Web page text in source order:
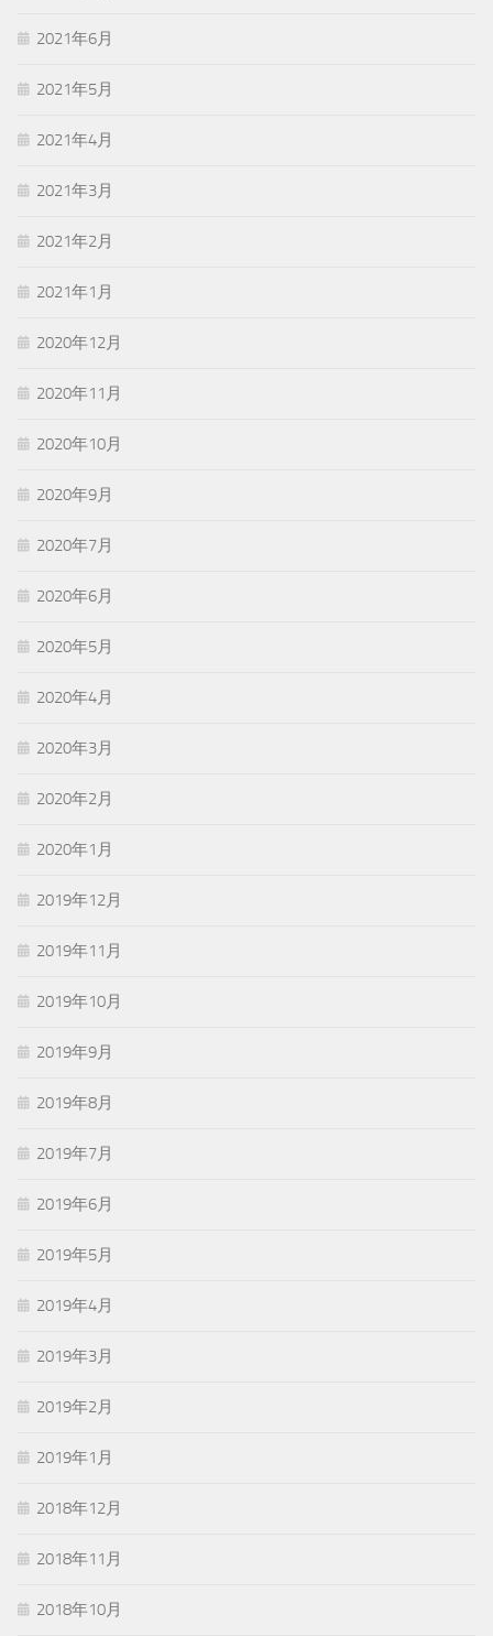
2021年6月
2021年5月
2021年4月
2021年3月
2021年2月
2021年1月
2020年12月
2020年11月
2020年10月
2020年9月
2020年7月
2020年6月
2020年5月
2020年4月
2020年3月
2020年2月
2020年1月
2019年12月
2019年11月
2019年10月
2019年9月
2019年8月
2019年7月
2019年6月
2019年5月
2019年4月
2019年3月
2019年2月
2019年1月
2018年12月
2018年11月
2018年10月